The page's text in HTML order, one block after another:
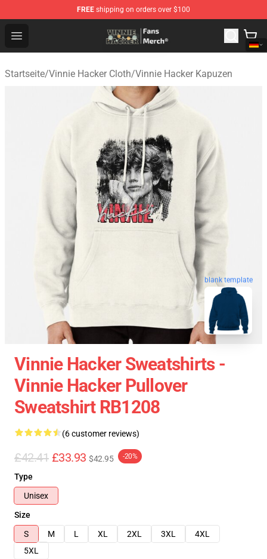
FREE shipping on orders over $100
Open menu
Vinnie Hacker Store - Official Vinnie Hacker Merchandise
Startseite/Vinnie Hacker Cloth/Vinnie Hacker Kapuzen
blank template
Vinnie Hacker Sweatshirts -
Vinnie Hacker Pullover
Sweatshirt RB1208
(6 customer reviews)
£42.41 £33.93 $42.95 -20%
Type
Unisex
Size
S
M L XL 2XL 3XL
4XL
5XL